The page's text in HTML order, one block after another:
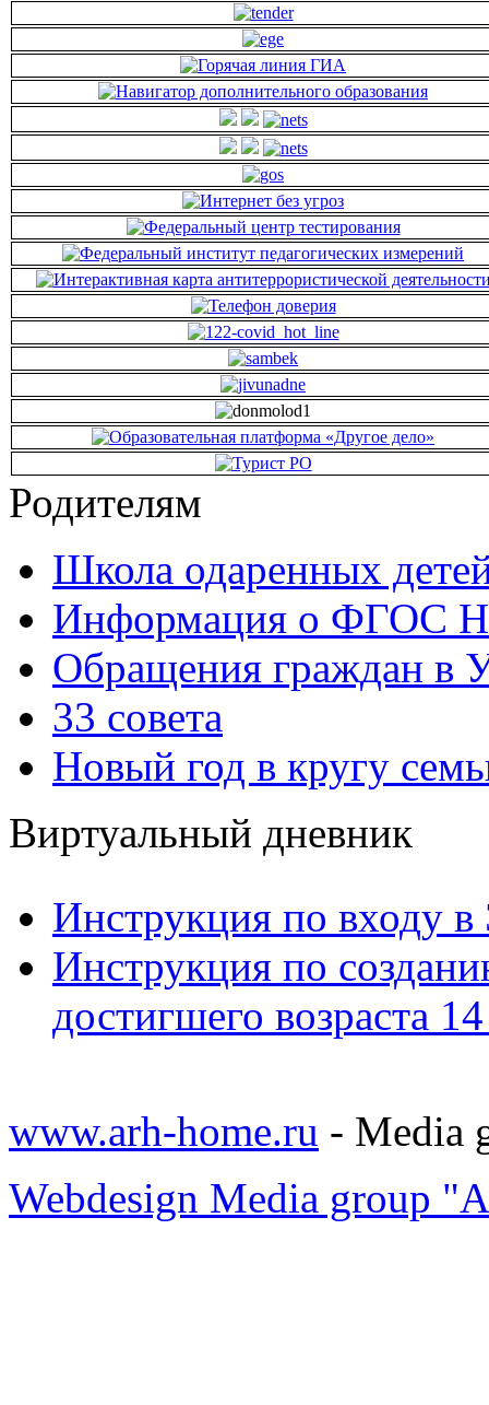
Родителям
Школа одаренных
Информация о ФГОС
Обращения граждан в
33 совета
Новый год в кругу
Виртуальный дневник
Инструкция по входу
Инструкция по
достигшего возраста
www.arh-home.ru - Media
Webdesign Media group